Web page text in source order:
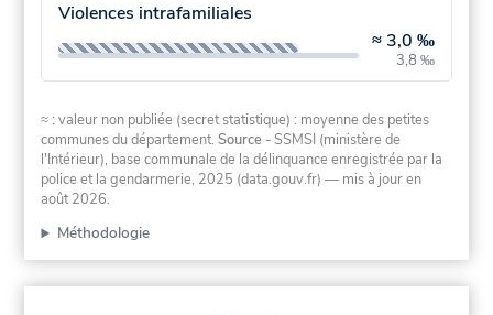
Violences intrafamiliales
≈ 3,0 ‰
3,8 ‰
≈ : valeur non publiée (secret statistique) : moyenne des petites
communes du département.Source - SSMSI (ministère de
l'Intérieur), base communale de la délinquance enregistrée par la
police et la gendarmerie, 2025 (data.gouv.fr) — mis à jour en
août 2026.
Méthodologie